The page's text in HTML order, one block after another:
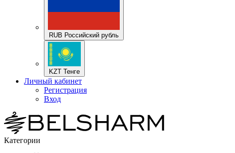
RUB Российский рубль
KZT Тенге
Личный кабинет
Регистрация
Вход
Категории